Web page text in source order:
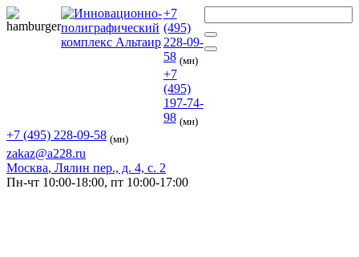
+7
(495)
228-09-
58 (мн)
+7
(495)
197-74-
98 (мн)
+7 (495) 228-09-58 (мн)
zakaz@a228.ru
Москва, Лялин пер., д. 4, с. 2
Пн-чт 10:00-18:00, пт 10:00-17:00